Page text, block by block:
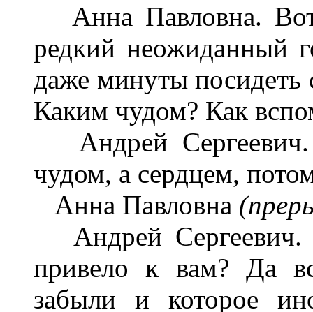
Анна Павловна.
редкий неожиданный
даже минуты посидеть
Каким чудом? Как
Андрей Сергеевич.
чудом, а сердцем,
Анна Павловна
Андрей Сергеевич.
привело к вам? Да
забыли и которое